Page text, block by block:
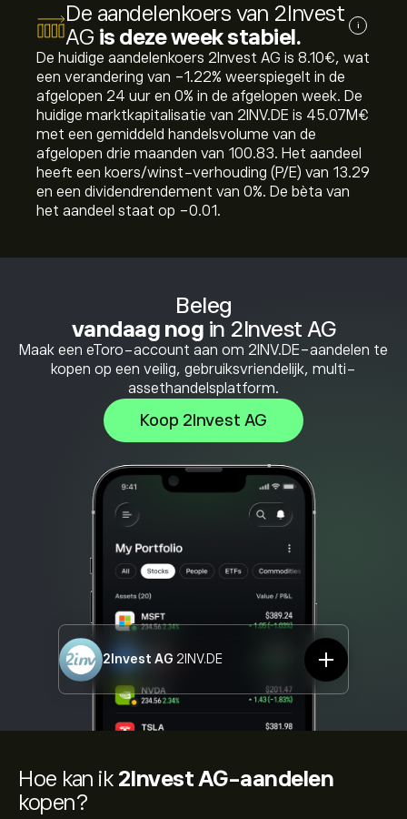
Beleg
vandaag nog in 2Invest AG
Maak een eToro-account aan om 2INV.DE-aandelen te
kopen op een veilig, gebruiksvriendelijk, multi-
assethandelsplatform.
Koop 2Invest AG
2Invest AG 2INV.DE
De aandelenkoers van 2Invest
AG is deze week stabiel. i
De huidige aandelenkoers 2Invest AG is 8.10‎€‎, wat
een verandering van ‎-1.22‎% weerspiegelt in de
afgelopen 24 uur en ‎0‎% in de afgelopen week. De
huidige marktkapitalisatie van 2INV.DE is 45.07M‎€‎
met een gemiddeld handelsvolume van de
afgelopen drie maanden van 100.83. Het aandeel
heeft een koers/winst-verhouding (P/E) van 13.29
en een dividendrendement van 0%. De bèta van
het aandeel staat op -0.01.
Hoe kan ik 2Invest AG-aandelen
kopen?